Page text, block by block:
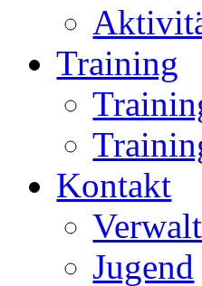
Training
Kontakt
Jugend